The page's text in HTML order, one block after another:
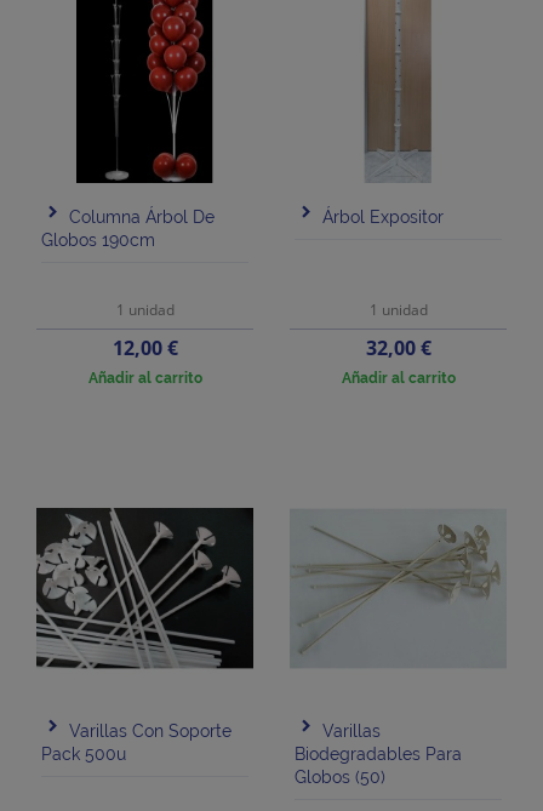
Columna Árbol De
Globos 190cm
1 unidad
Precio
12,00 €
Añadir al carrito
Árbol Expositor
1 unidad
Precio
32,00 €
Añadir al carrito
Varillas Con Soporte
Pack 500u
Varillas
Biodegradables Para
Globos (50)